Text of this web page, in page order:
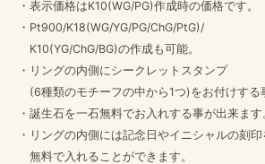
・​表示価格は​K10(WG/PG)作成時の​価格です。
・Pt900/K18(WG/YG/PG/ChG/PtG)/
K10(YG/ChG/BG)の​作成も​可能。
・リングの​​内側に​​シークレットスタンプ
(6種類の​​モチーフの​​中から​​1つ)を​​お付けする​​
・誕生石を​​一石​無料で​​お入れする​​事が​​出来ます
・リングの​​​内側には​​​記念日や​​​イニシャルの​​​刻印
無料で​​​入れる​​​ことができます。